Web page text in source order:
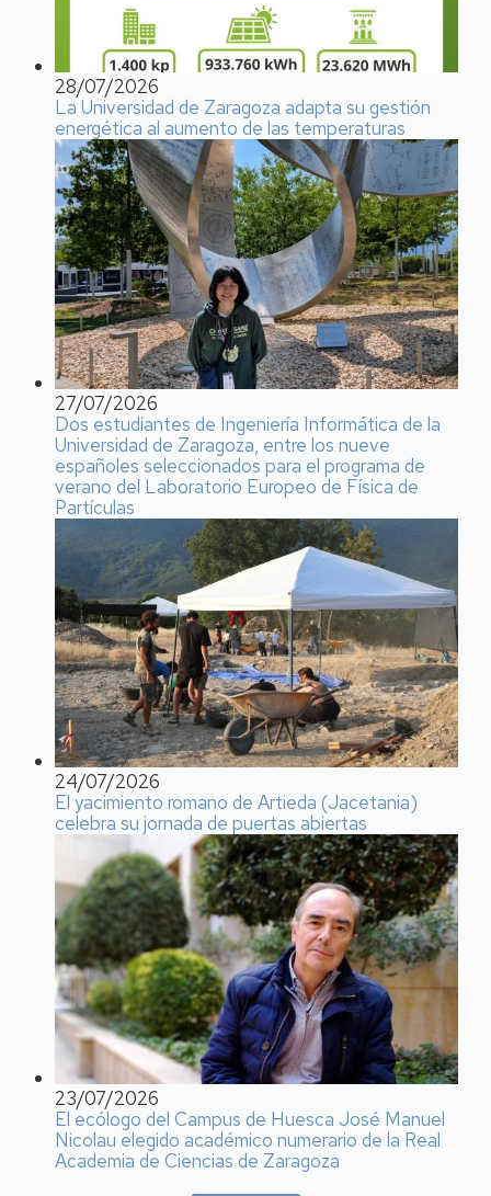
28/07/2026
La Universidad de Zaragoza adapta su gestión
energética al aumento de las temperaturas
27/07/2026
Dos estudiantes de Ingeniería Informática de la
Universidad de Zaragoza, entre los nueve
españoles seleccionados para el programa de
verano del Laboratorio Europeo de Física de
Partículas
24/07/2026
El yacimiento romano de Artieda (Jacetania)
celebra su jornada de puertas abiertas
23/07/2026
El ecólogo del Campus de Huesca José Manuel
Nicolau elegido académico numerario de la Real
Academia de Ciencias de Zaragoza